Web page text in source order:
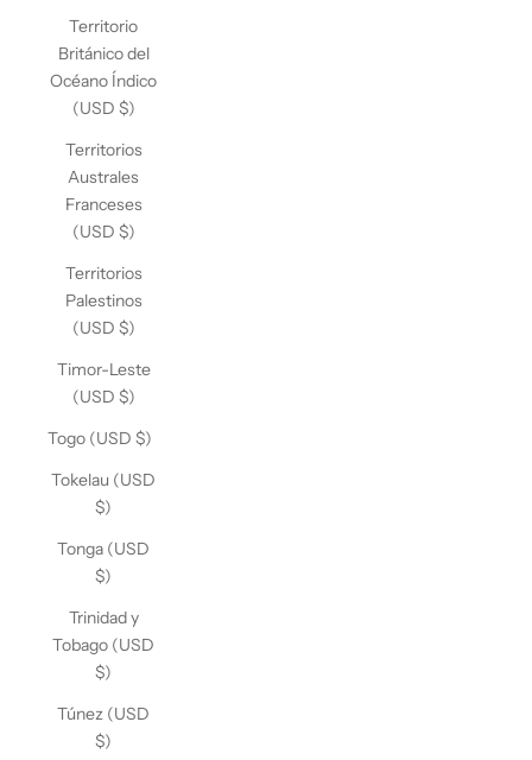
Territorio
Británico del
Océano Índico
(USD $)
Territorios
Australes
Franceses
(USD $)
Territorios
Palestinos
(USD $)
Timor-Leste
(USD $)
Togo (USD $)
Tokelau (USD
$)
Tonga (USD
$)
Trinidad y
Tobago (USD
$)
Túnez (USD
$)